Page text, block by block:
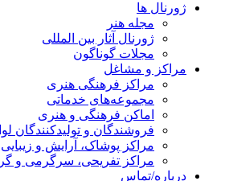
ژورنال ها
مجله هنر
ژورنال آثار بین المللی
مجلات گوناگون
مراکز و مشاغل
مراکز فرهنگی هنری
مجموعه‌های خدماتی
اماکن فرهنگی و هنری
فروشندگان و تولیدکنندگان
مراکز پوشاک، آرایش و زیبایی
مراکز تفریحی، سرگرمی و
درباره/تماس